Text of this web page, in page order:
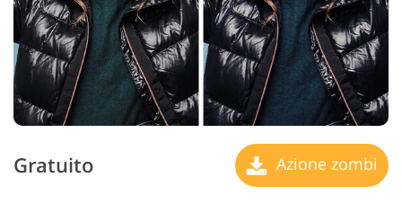
Gratuito Azione zombi